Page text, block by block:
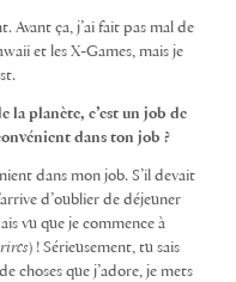
Avant ça, j’ai fait pas mal de
et les X-Games, mais je
la planète, c’est un job de
dans ton job ?
dans mon job. S’il devait
d’oublier de déjeuner
vu que je commence à
rires) ! Sérieusement, tu sais
choses que j’adore, je mets